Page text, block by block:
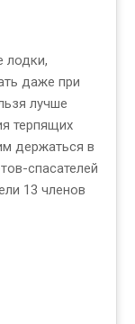
лодки,
даже при
лучше
терпящих
держаться в
спасателей
13 членов